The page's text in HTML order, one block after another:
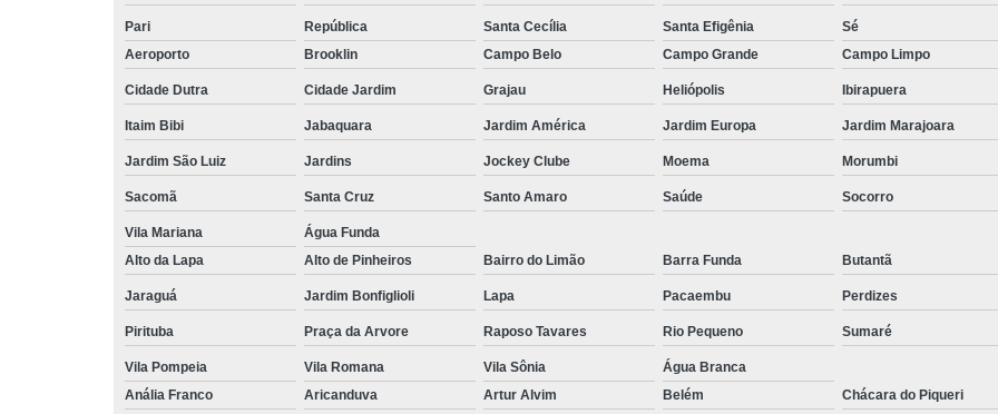
Manequim com Cabeça
Manequim de Cabeça
Manequim Corpo
Manequim Corpo Inteiro
Manequim Corpo Inteiro
Manequim Corpo Inteiro
Manequim de Corpo
Manequim Feminino de
Pari República Santa Cecília Santa Efigênia Sé
Aeroporto
Brooklin Campo Belo Campo Grande Campo Limpo
Cidade Dutra Cidade Jardim Grajau Heliópolis Ibirapuera
Itaim Bibi Jabaquara Jardim América Jardim Europa Jardim Marajoara
Jardim São Luiz Jardins Jockey Clube Moema Morumbi
Sacomã Santa Cruz Santo Amaro Saúde Socorro
Vila Mariana
Água Funda
Alto da Lapa
Alto de Pinheiros Bairro do Limão Barra Funda Butantã
Jaraguá Jardim Bonfiglioli Lapa Pacaembu Perdizes
Pirituba Praça da Arvore Raposo Tavares Rio Pequeno Sumaré
Vila Pompeia Vila Romana Vila Sônia
Água Branca
Anália Franco
Aricanduva Artur Alvim Belém Chácara do Piqueri